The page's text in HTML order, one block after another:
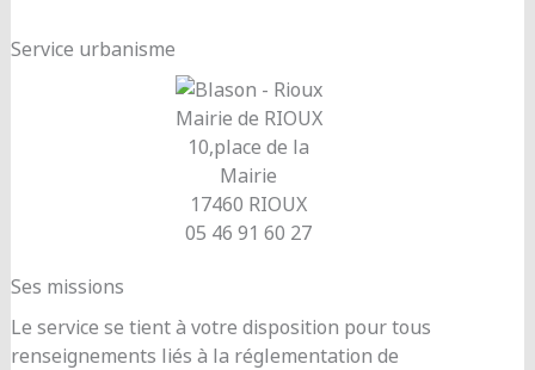
Service urbanisme
Mairie de RIOUX
10,place de la
Mairie
17460 RIOUX
05 46 91 60 27
Ses missions
Le service se tient à votre disposition pour tous
renseignements liés à la réglementation de